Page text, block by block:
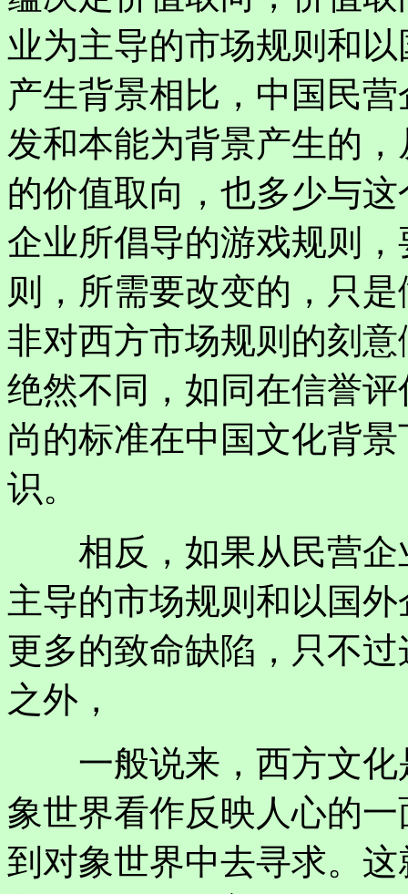
业为主导的市场规则和
产生背景相比，中国民
发和本能为背景产生的
的价值取向，也多少与
企业所倡导的游戏规则
则，所需要改变的，只
非对西方市场规则的刻
绝然不同，如同在信誉
尚的标准在中国文化背
识。
相反，如果从民营企
主导的市场规则和以国
更多的致命缺陷，只不
之外，
一般说来，西方文化
象世界看作反映人心的
到对象世界中去寻求。